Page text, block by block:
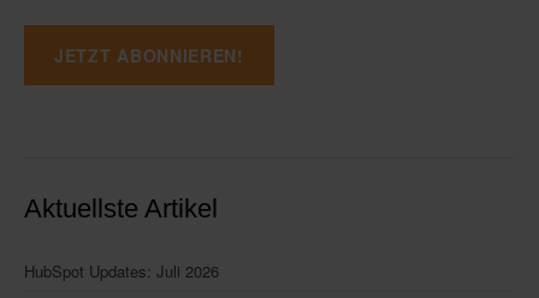
Aktuellste Artikel
HubSpot Updates: Juli 2026